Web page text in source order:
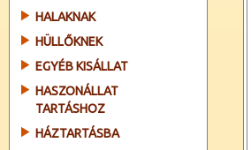
HALAKNAK
HÜLLŐKNEK
EGYÉB KISÁLLAT
HASZONÁLLAT
TARTÁSHOZ
HÁZTARTÁSBA